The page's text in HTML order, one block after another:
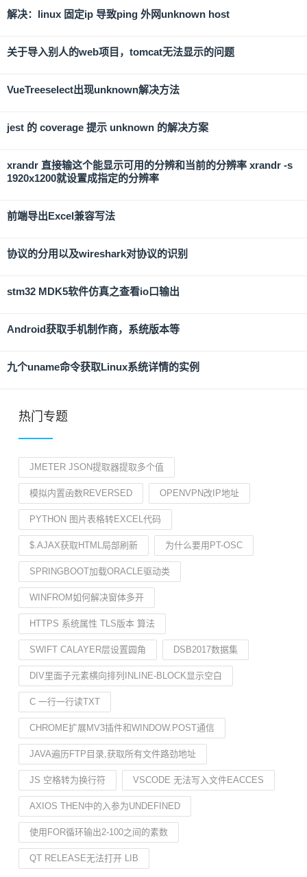
解决：linux 固定ip 导致ping 外网unknown host
关于导入别人的web项目，tomcat无法显示的问题
VueTreeselect出现unknown解决方法
jest 的 coverage 提示 unknown 的解决方案
xrandr 直接输这个能显示可用的分辨和当前的分辨率 xrandr -s
1920x1200就设置成指定的分辨率
前端导出Excel兼容写法
协议的分用以及wireshark对协议的识别
stm32 MDK5软件仿真之查看io口输出
Android获取手机制作商，系统版本等
九个uname命令获取Linux系统详情的实例
热门专题
JMETER JSON提取器提取多个值
模拟内置函数REVERSED OPENVPN改IP地址
PYTHON 图片表格转EXCEL代码
$.AJAX获取HTML局部刷新 为什么要用PT-OSC
SPRINGBOOT加载ORACLE驱动类
WINFROM如何解决窗体多开
HTTPS 系统属性 TLS版本 算法
SWIFT CALAYER层设置圆角 DSB2017数据集
DIV里面子元素横向排列INLINE-BLOCK显示空白
C 一行一行读TXT
CHROME扩展MV3插件和WINDOW.POST通信
JAVA遍历FTP目录,获取所有文件路劲地址
JS 空格转为换行符 VSCODE 无法写入文件EACCES
AXIOS THEN中的入参为UNDEFINED
使用FOR循环输出2-100之间的素数
QT RELEASE无法打开 LIB